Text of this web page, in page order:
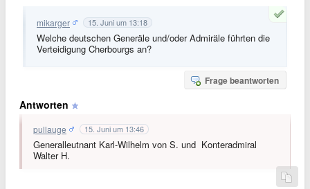
mikarger 15. Juni um 13:18
Welche deutschen Generäle und/oder Admiräle führten die
Verteidigung Cherbourgs an?
Frage beantworten
Antworten
pullauge 15. Juni um 13:46
Generalleutnant Karl-Wilhelm von S. und Konteradmiral
Walter H.